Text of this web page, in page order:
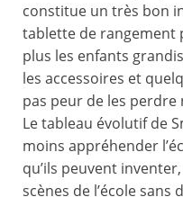
constitue un très bon
tablette de rangement
plus les enfants
les accessoires et
pas peur de les
Le tableau évolutif de
moins appréhender
qu’ils peuvent
scènes de l’école